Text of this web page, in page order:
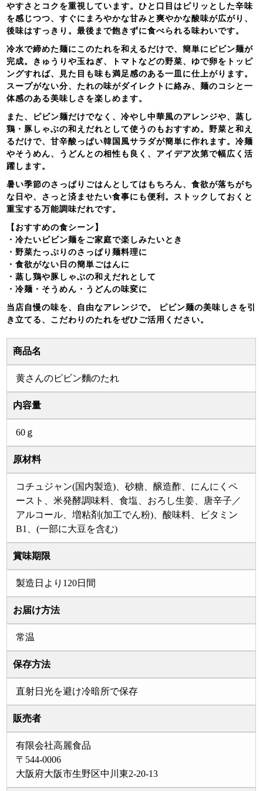
やすさとコクを重視しています。ひと口目はピリッとした辛味
を感じつつ、すぐにまろやかな甘みと爽やかな酸味が広がり、
後味はすっきり。最後まで飽きずに食べられる味わいです。
冷水で締めた麺にこのたれを和えるだけで、簡単にピビン麺が
完成。きゅうりや玉ねぎ、トマトなどの野菜、ゆで卵をトッピ
ングすれば、見た目も味も満足感のある一皿に仕上がります。
スープがない分、たれの味がダイレクトに絡み、麺のコシと一
体感のある美味しさを楽しめます。
また、ピビン麺だけでなく、冷やし中華風のアレンジや、蒸し
鶏・豚しゃぶの和えだれとして使うのもおすすめ。野菜と和え
るだけで、甘辛酸っぱい韓国風サラダが簡単に作れます。冷麺
やそうめん、うどんとの相性も良く、アイデア次第で幅広く活
躍します。
暑い季節のさっぱりごはんとしてはもちろん、食欲が落ちがち
な日や、さっと済ませたい食事にも便利。ストックしておくと
重宝する万能調味だれです。
【おすすめの食シーン】
・冷たいピビン麺をご家庭で楽しみたいとき
・野菜たっぷりのさっぱり麺料理に
・食欲がない日の簡単ごはんに
・蒸し鶏や豚しゃぶの和えだれとして
・冷麺・そうめん・うどんの味変に
当店自慢の味を、自由なアレンジで。 ピビン麺の美味しさを引
き立てる、こだわりのたれをぜひご活用ください。
商品名
黄さんのピビン麵のたれ
内容量
60ｇ
原材料
コチュジャン(国内製造)、砂糖、醸造酢、にんにくペ
ースト、米発酵調味料、食塩、おろし生姜、唐辛子／
アルコール、増粘剤(加工でん粉)、酸味料、ビタミン
B1、(一部に大豆を含む)
賞味期限
製造日より120日間
お届け方法
常温
保存方法
直射日光を避け冷暗所で保存
販売者
有限会社高麗食品
〒544-0006
大阪府大阪市生野区中川東2-20-13